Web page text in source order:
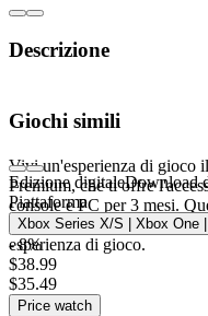
Descrizione
divertimento senza
Vivi un'esperienza di gioco
Premium, che ti offre
console e PC per 3 mesi.
titoli di ogni genere, oltre a
esperienza di gioco.
Caratteristiche di
Giochi simili
Edizione digitaleDownload
Piattaforma
Xbox Series X/S | Xbox One
- 8%
$38.99
$35.49
Price watch